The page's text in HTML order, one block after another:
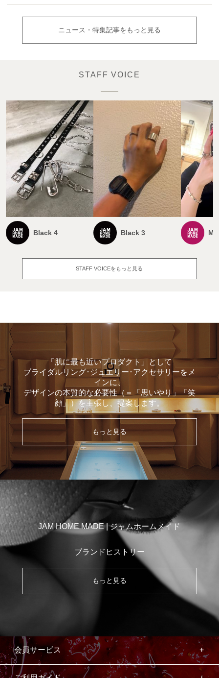
ニュース・特集記事をもっと見る
Black 4 Black 3
もっと見る
「肌に最も近いプロダクト」として
ブライダルリング･ジュエリー･アクセサリーをメ
インに、
デザインの本質的な必要性（＝「思いやり」「笑
顔」）を主張し、提案します。
もっと見る
JAM HOME MADE | ジャムホームメイド
ブランドヒストリー
もっと見る
会員サービス